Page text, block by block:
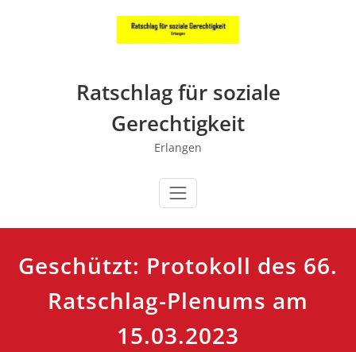
Ratschlag für soziale
Gerechtigkeit
Erlangen
Geschützt: Protokoll des 66.
Ratschlag-Plenums am
15.03.2023